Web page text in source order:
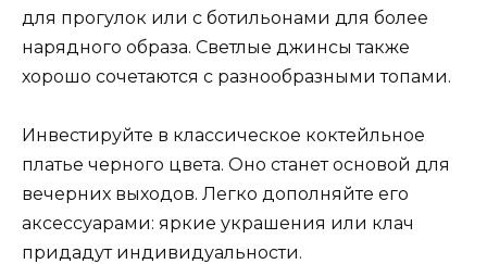
для прогулок или с ботильонами для более
нарядного образа. Светлые джинсы также
хорошо сочетаются с разнообразными топами.
Инвестируйте в классическое коктейльное
платье черного цвета. Оно станет основой для
вечерних выходов. Легко дополняйте его
аксессуарами: яркие украшения или клач
придадут индивидуальности.